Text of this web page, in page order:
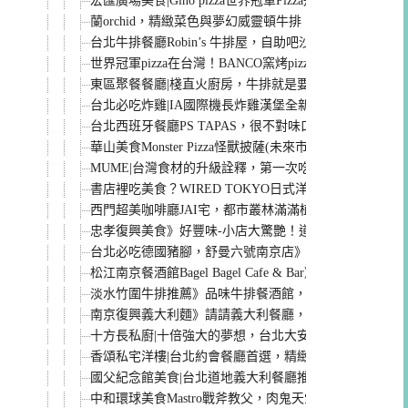
蘭orchid，精緻菜色與夢幻威靈頓牛排，全新菜單米其
台北牛排餐廳Robin’s 牛排屋，自助吧沙拉/甜點勝過牛
世界冠軍pizza在台灣！BANCO窯烤pizza自製義大利麵
東區聚餐餐廳|棧直火廚房，牛排就是要直火烤阿！肉控
台北必吃炸雞|IA國際機長炸雞漢堡全新改版菜單，南京
台北西班牙餐廳PS TAPAS，很不對味口的西班牙菜，
華山美食Monster Pizza怪獸披薩(未來市)，平價好吃的
MUME|台灣食材的升級詮釋，第一次吃到破萬，米其林
書店裡吃美食？WIRED TOKYO日式洋食信義店，隱身
西門超美咖啡廳JAI宅，都市叢林滿滿植栽的繽紛世界，
忠孝復興美食》好豐味-小店大驚艷！道道用心美味高貴
台北必吃德國豬腳，舒曼六號南京店》豬腳皮脆肉嫩又
松江南京餐酒館Bagel Bagel Cafe & Bar》濃濃英倫風情
淡水竹圍牛排推薦》品味牛排餐酒館，平價的高級享受
南京復興義大利麵》請請義大利餐廳，用餐時段絕對一
十方長私廚|十倍強大的夢想，台北大安區精緻私廚推薦
香頌私宅洋樓|台北約會餐廳首選，精緻歐風私宅料理，
國父紀念館美食|台北道地義大利餐廳推薦，巧哚洋房-必
中和環球美食Mastro戰斧教父，肉鬼天堂！乾式熟成牛